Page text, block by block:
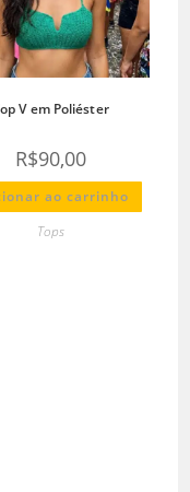
V em Poliéster
R$90,00
ao carrinho
Tops